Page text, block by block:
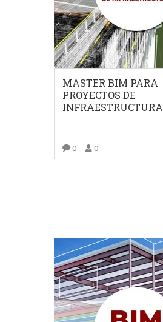
MASTER BIM PARA
PROYECTOS DE
INFRAESTRUCTURA
0 0